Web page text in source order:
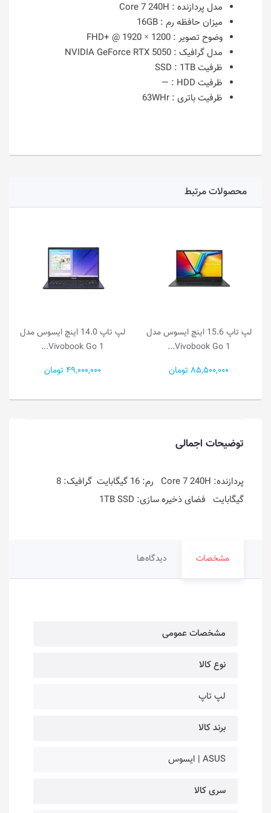
مدل پردازنده : Core 7 240H
میزان حافظه رم : 16GB
وضوح تصویر : 1200 × 1920 @ +FHD
مدل گرافیک : NVIDIA GeForce RTX 5050
ظرفیت SSD :1TB
ظرفیت HDD :
—
ظرفیت باتری : 63WHr
محصولات مرتبط
لپ تاپ 15.6 اینچ ایسوس مدل
Vivobook Go 1...
85,500,000 تومان
لپ تاپ 14.0 اینچ ایسوس مدل
Vivobook Go 1...
49,000,000 تومان
توضیحات اجمالی
پردازنده: Core 7 240H رم: 16 گیگابایت گرافیک: 8
گیگابایت فضای ذخیره سازی: 1TB SSD
مشخصات دیدگاه‌ها
مشخصات عمومی
نوع کالا
لپ تاپ
برند کالا
ASUS | ایسوس
سری کالا